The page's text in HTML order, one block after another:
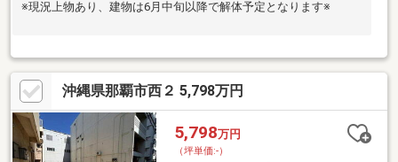
※現況上物あり、建物は6月中旬以降で解体予定となります※
沖縄県那覇市西２ 5,798万円
5,798万円
（坪単価:-）